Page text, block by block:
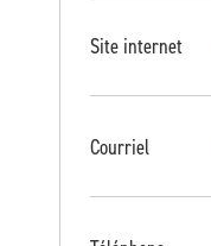
Site internet
Courriel